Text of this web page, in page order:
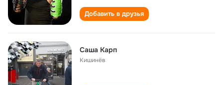
Добавить в друзья
Саша Карп
Кишинёв